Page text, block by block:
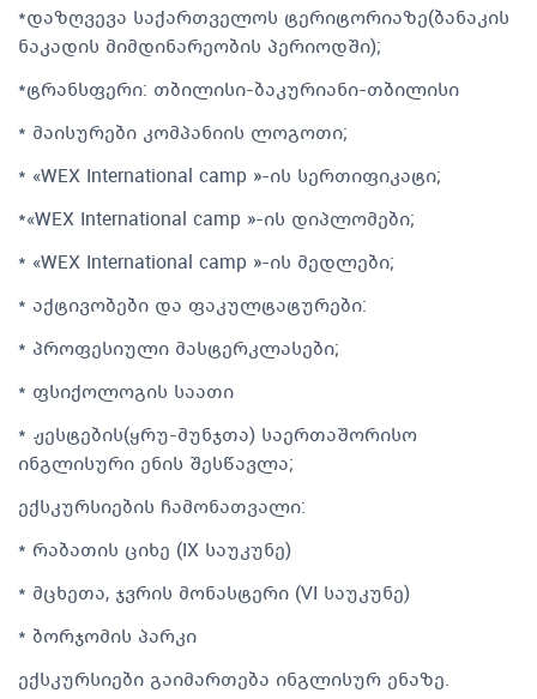
*დაზღვევა საქართველოს ტერიტორიაზე(ბანაკის
ნაკადის მიმდინარეობის პერიოდში);
*ტრანსფერი: თბილისი-ბაკურიანი-თბილისი
* მაისურები კომპანიის ლოგოთი;
* «WEX International camp »-ის სერთიფიკატი;
*«WEX International camp »-ის დიპლომები;
* «WEX International camp »-ის მედლები;
* აქტივობები და ფაკულტატურები:
* პროფესიული მასტერკლასები;
* ფსიქოლოგის საათი
* ჟესტების(ყრუ-მუნჯთა) საერთაშორისო
ინგლისური ენის შესწავლა;
ექსკურსიების ჩამონათვალი:
* რაბათის ციხე (IX საუკუნე)
* მცხეთა, ჯვრის მონასტერი (VI საუკუნე)
* ბორჯომის პარკი
ექსკურსიები გაიმართება ინგლისურ ენაზე.